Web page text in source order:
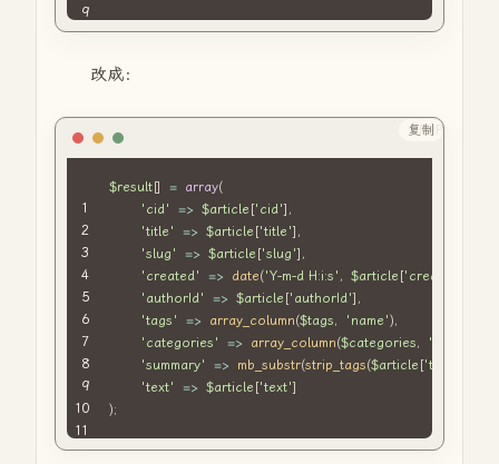
改成：
$result[] = array(
'cid'
=> $article ['cid'] ,
'title'
=> $article ['title'] ,
'slug'
=> $article ['slug'] ,
'created'
=> date('Y-m-d H:i:s' , $article ['created'
'authorId'
=> $article ['authorId'] ,
'tags'
=> array_column($tags, 'name'),
'categories'
=> array_column($categories, 'name'
'summary'
=> mb_substr(strip_tags($article ['text'
'text'
=> $article ['text']
);
复制PHP